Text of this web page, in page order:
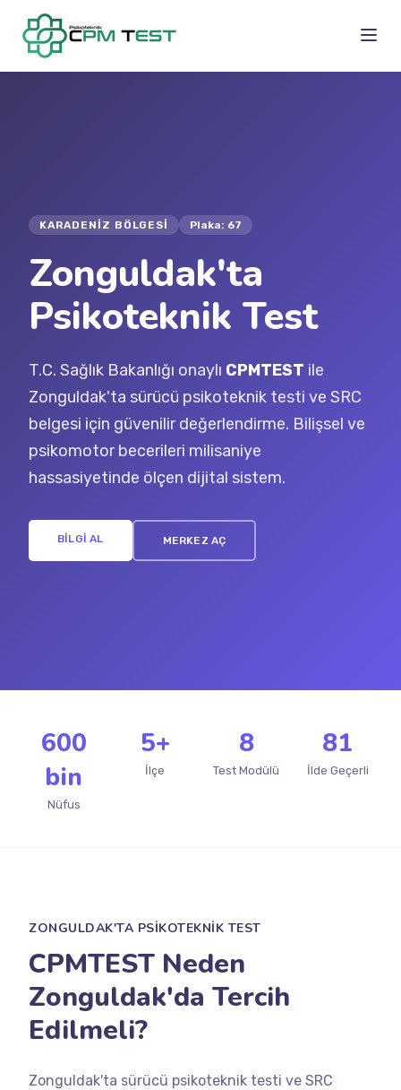
KARADENIZ BÖLGESI Plaka: 67
Zonguldak'ta
Psikoteknik Test
T.C. Sağlık Bakanlığı onaylı CPMTEST ile
Zonguldak'ta sürücü psikoteknik testi ve SRC
belgesi için güvenilir değerlendirme. Bilişsel ve
psikomotor becerileri milisaniye
hassasiyetinde ölçen dijital sistem.
BİLGİ AL MERKEZ AÇ
600
bin
Nüfus
5+
İlçe
8
Test Modülü
81
İlde Geçerli
ZONGULDAK'TA PSİKOTEKNİK TEST
CPMTEST Neden
Zonguldak'da Tercih
Edilmeli?
Zonguldak'ta sürücü psikoteknik testi ve SRC